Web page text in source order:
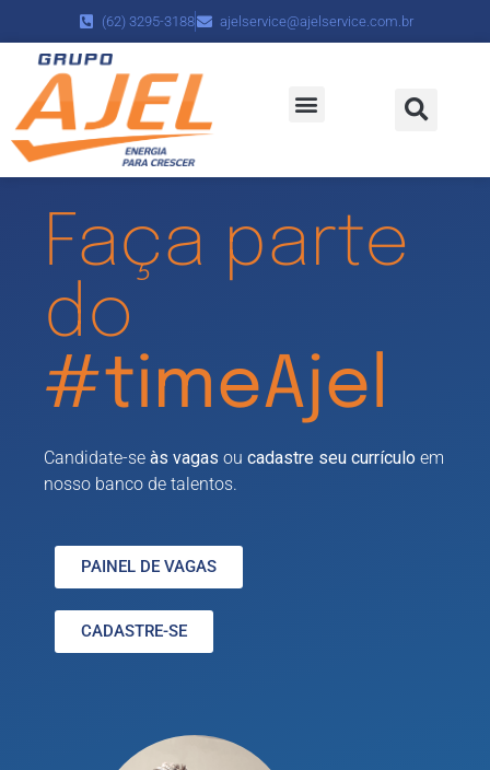
(62) 3295-3188 ajelservice@ajelservice.com.br
Faça parte
do
#timeAjel
Candidate-se às vagas ou cadastre seu currículo em
nosso banco de talentos.
PAINEL DE VAGAS
CADASTRE-SE